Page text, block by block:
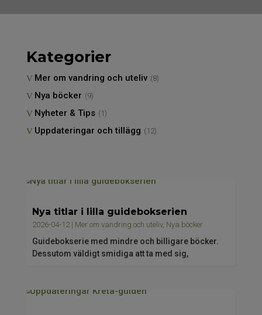
Kategorier
Mer om vandring och uteliv (8)
Nya böcker (9)
Nyheter & Tips (1)
Uppdateringar och tillägg (12)
Nya titlar i lilla guidebokserien
2026-04-12| Mer om vandring och uteliv, Nya böcker
Guidebokserie med mindre och billigare böcker.
Dessutom väldigt smidiga att ta med sig,